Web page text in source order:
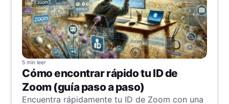
5 min leer
Cómo encontrar rápido tu ID de
Zoom (guía paso a paso)
Encuentra rápidamente tu ID de Zoom con una